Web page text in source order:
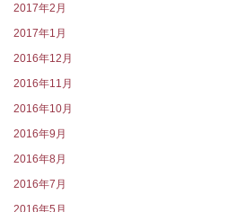
2017年2月
2017年1月
2016年12月
2016年11月
2016年10月
2016年9月
2016年8月
2016年7月
2016年5月